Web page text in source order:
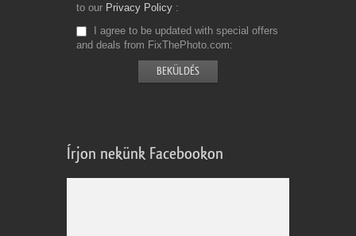
to our Privacy Policy
I agree to be updated with special offers
and deals from FixThePhoto.com
Írjon nekünk Facebookon